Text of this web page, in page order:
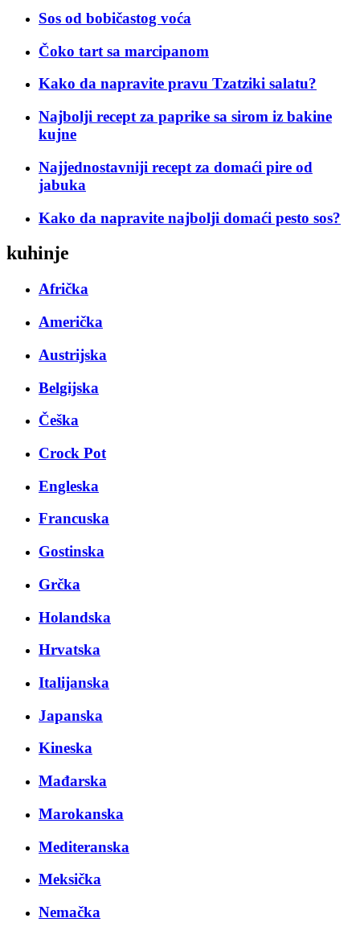
Sos od bobičastog voća
Čoko tart sa marcipanom
Kako da napravite pravu Tzatziki salatu?
Najbolji recept za paprike sa sirom iz bakine
kujne
Najjednostavniji recept za domaći pire od
jabuka
Kako da napravite najbolji domaći pesto sos?
kuhinje
Afrička
Američka
Austrijska
Belgijska
Češka
Crock Pot
Engleska
Francuska
Gostinska
Grčka
Holandska
Hrvatska
Italijanska
Japanska
Kineska
Mađarska
Marokanska
Mediteranska
Meksička
Nemačka